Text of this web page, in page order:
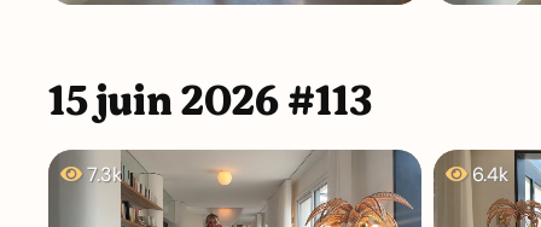
15 juin 2026 #113
7.3k 6.4k